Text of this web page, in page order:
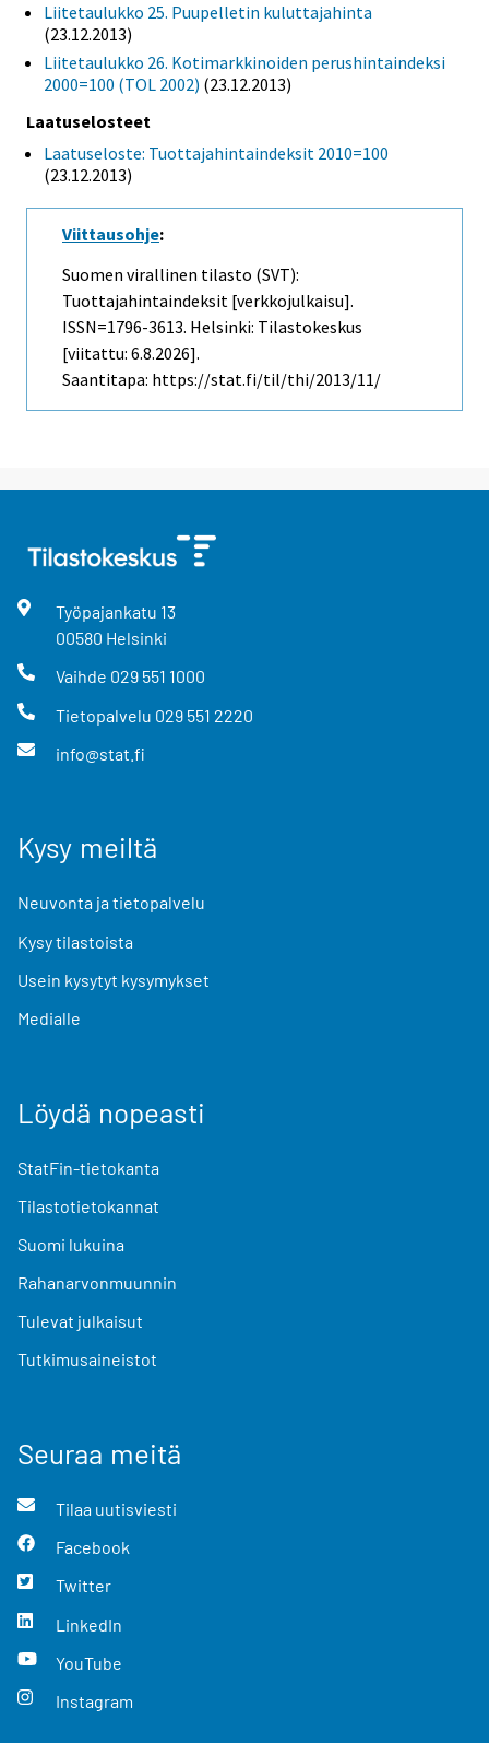
Liitetaulukko 25. Puupelletin kuluttajahinta
(23.12.2013)
Liitetaulukko 26. Kotimarkkinoiden perushintaindeksi
2000=100 (TOL 2002) (23.12.2013)
Laatuselosteet
Laatuseloste: Tuottajahintaindeksit 2010=100
(23.12.2013)
Viittausohje:
Suomen virallinen tilasto (SVT):
Tuottajahintaindeksit [verkkojulkaisu].
ISSN=1796-3613. Helsinki: Tilastokeskus
[viitattu: 6.8.2026].
Saantitapa: https://stat.fi/til/thi/2013/11/
Työpajankatu 13
00580 Helsinki
Vaihde 029 551 1000
Tietopalvelu 029 551 2220
info@stat.fi
Kysy meiltä
Neuvonta ja tietopalvelu
Kysy tilastoista
Usein kysytyt kysymykset
Medialle
Löydä nopeasti
StatFin-tietokanta
Tilastotietokannat
Suomi lukuina
Rahanarvonmuunnin
Tulevat julkaisut
Tutkimusaineistot
Seuraa meitä
Tilaa uutisviesti
Facebook
Twitter
LinkedIn
YouTube
Instagram